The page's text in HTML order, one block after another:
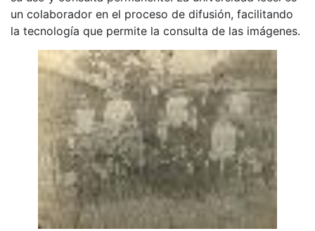
un colaborador en el proceso de difusión, facilitando
la tecnología que permite la consulta de las imágenes.